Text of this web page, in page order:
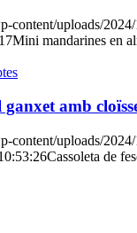
content/uploads/
Mini mandarines en
ganxet amb
content/uploads/
Cassoleta de